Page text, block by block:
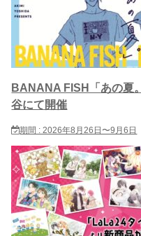
BANANA FISH「あの夏
谷にて開催
期間 : 2026年8月26日〜9月6日